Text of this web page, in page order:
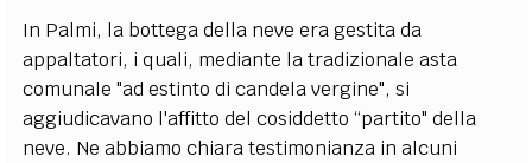
In Palmi, la bottega della neve era gestita da
appaltatori, i quali, mediante la tradizionale asta
comunale "ad estinto di candela vergine", si
aggiudicavano l'affitto del cosiddetto “partito" della
neve. Ne abbiamo chiara testimonianza in alcuni